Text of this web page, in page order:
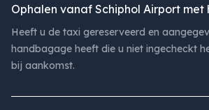
Ophalen vanaf Schiphol Airport
Heeft u de taxi gereserveerd en
handbagage heeft die u niet ingecheckt
bij aankomst.